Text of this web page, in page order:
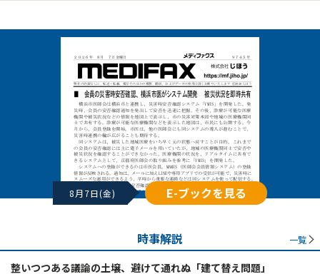
8月7日(金) E-ブックを見る
時事解説 一覧
整いつつある議論の土壌、避けて通れぬ「建て替え問題」